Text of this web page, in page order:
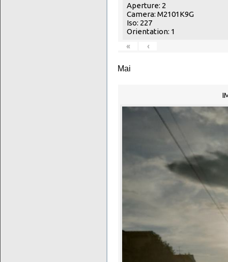
Aperture: 2
Camera: M2101K9G
Iso: 227
Orientation: 1
«
‹
Mai